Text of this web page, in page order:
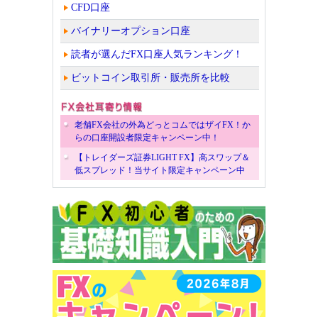
CFD口座
バイナリーオプション口座
読者が選んだFX口座人気ランキング！
ビットコイン取引所・販売所を比較
老舗FX会社の外為どっとコムではザイFX！か
らの口座開設者限定キャンペーン中！
【トレイダーズ証券LIGHT FX】高スワップ＆
低スプレッド！当サイト限定キャンペーン中